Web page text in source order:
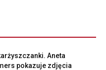
Aneta
pokazuje zdjęcia